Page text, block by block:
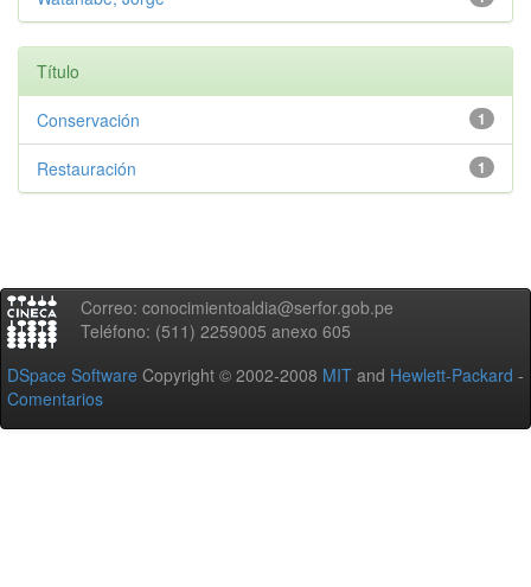
Título
1
Conservación
1
Restauración
Correo: conocimientoaldia@serfor.gob.pe
Teléfono: (511) 2259005 anexo 605
DSpace Software Copyright © 2002-2008 MIT and Hewlett-Packard -
Comentarios